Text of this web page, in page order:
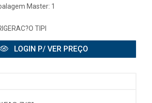
Master: 1
TIPI
LOGIN P/ VER PREÇO